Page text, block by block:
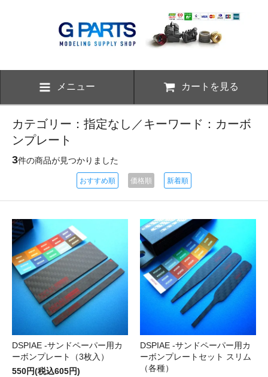
メニュー カートを見る
カテゴリー：指定なし／キーワード：カーボ
ンプレート
3件の商品が見つかりました
おすすめ順 価格順 新着順
DSPIAE -サンドペーパー用カ
ーボンプレート（3枚入）
550円(税込605円)
DSPIAE -サンドペーパー用カ
ーボンプレートセット スリム
（各種）